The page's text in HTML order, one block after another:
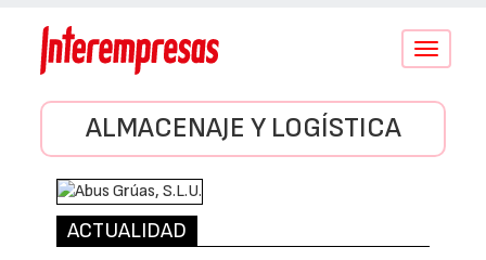
Conmutar
ALMACENAJE Y LOGÍSTICA
ACTUALIDAD